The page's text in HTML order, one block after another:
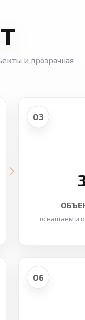
и прозрачная
03
оснащаем и
06